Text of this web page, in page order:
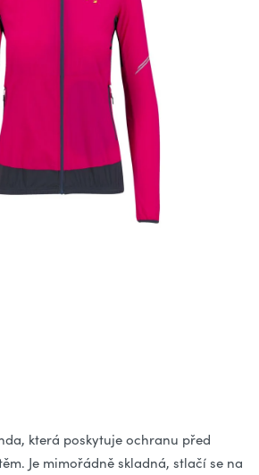
která poskytuje ochranu před
Je mimořádně skladná, stlačí se na